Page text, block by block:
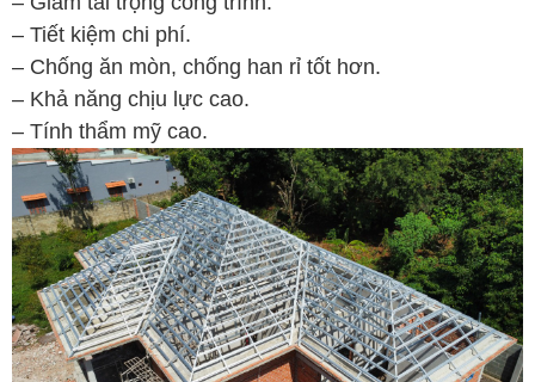
– Tiết kiệm chi phí.
– Chống ăn mòn, chống han rỉ tốt hơn.
– Khả năng chịu lực cao.
– Tính thẩm mỹ cao.